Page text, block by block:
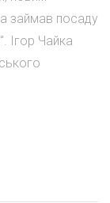
займав посаду
Ігор Чайка